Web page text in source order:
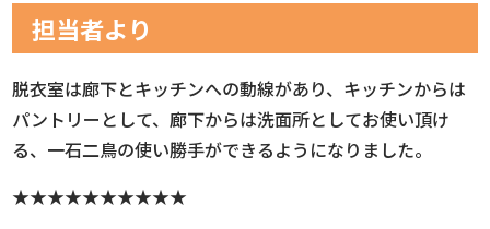
担当者より
脱衣室は廊下とキッチンへの動線があり、キッチンからは
パントリーとして、廊下からは洗面所としてお使い頂け
る、一石二鳥の使い勝手ができるようになりました。
★★★★★★★★★★